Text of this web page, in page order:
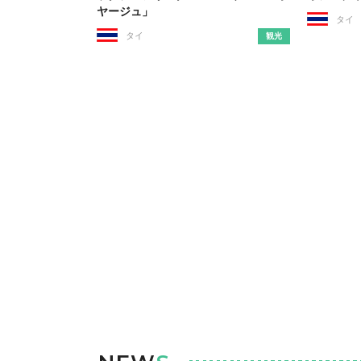
ヤージュ」
タイ 観光
タイ